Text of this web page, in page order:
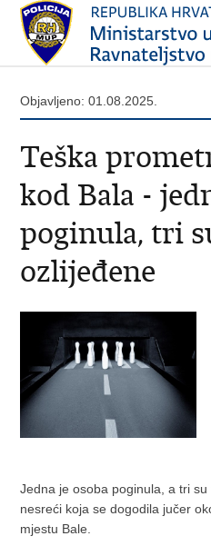
Objavljeno: 01.08.2025.
Teška
kod Bala -
poginula, tri
ozlijeđene
Jedna je osoba poginula, a tri
nesreći koja se dogodila jučer
mjestu Bale.